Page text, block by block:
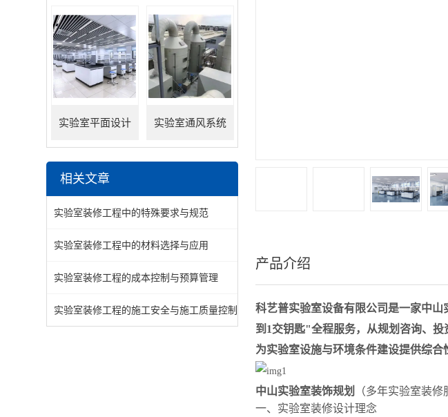
实验室平面设计 实验室通风系统
相关文章
实验室装修工程中的特殊要求与规范
实验室装修工程中的材料选择与应用
实验室装修工程的成本控制与预算管理
实验室装修工程的施工安全与施工质量控制
产品介绍
科艺普实验室设备有限公司是一家中山
到1交钥匙"全程服务，从规划咨询、投
为实验室设施与环境条件建设提供综合
中山实验室装饰规划
（多年实验室装修
一、实验室装修设计理念